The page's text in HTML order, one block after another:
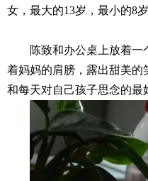
女，最大的13岁，最小的8岁
陈致和办公桌上放着
着妈妈的肩膀，露出甜美
和每天对自己孩子思念的最